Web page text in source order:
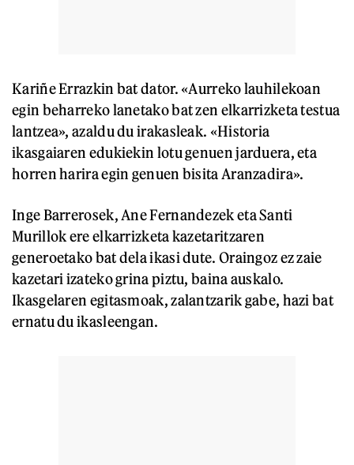
Kariñe Errazkin bat dator. «Aurreko lauhilekoan
egin beharreko lanetako bat zen elkarrizketa testua
lantzea», azaldu du irakasleak. «Historia
ikasgaiaren edukiekin lotu genuen jarduera, eta
horren harira egin genuen bisita Aranzadira».
Inge Barrerosek, Ane Fernandezek eta Santi
Murillok ere elkarrizketa kazetaritzaren
generoetako bat dela ikasi dute. Oraingoz ez zaie
kazetari izateko grina piztu, baina auskalo.
Ikasgelaren egitasmoak, zalantzarik gabe, hazi bat
ernatu du ikasleengan.